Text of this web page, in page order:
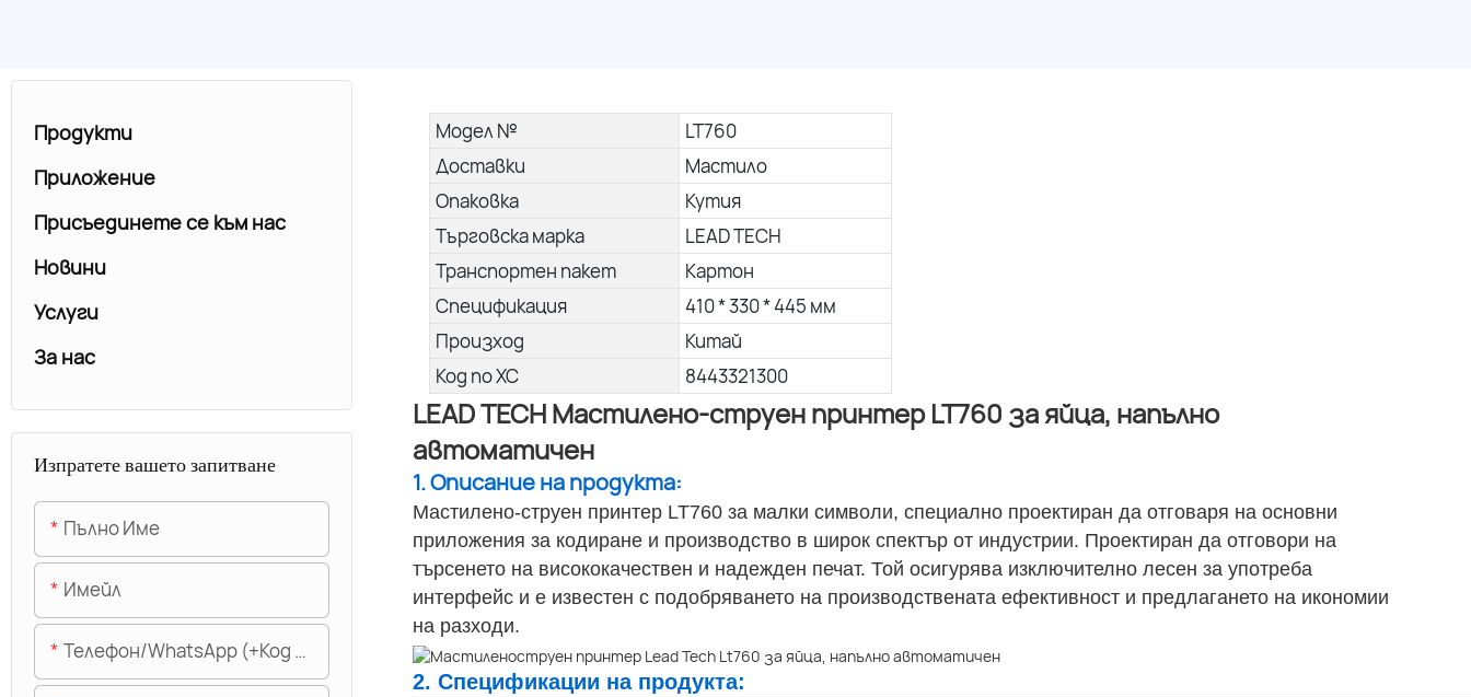
Модел №
LT760
Доставки
Мастило
Опаковка
Кутия
Търговска марка
LEAD TECH
Транспортен пакет
Картон
Спецификация
410 * 330 * 445 мм
Произход
Китай
Код по ХС
8443321300
LEAD TECH Мастилено-струен принтер LT760 за яйца, напълно
автоматичен
1. Описание на продукта:
Мастилено-струен принтер LT760 за малки символи, специално проектиран да отговаря на основни
приложения за кодиране и производство в широк спектър от индустрии. Проектиран да отговори на
търсенето на висококачествен и надежден печат. Той осигурява изключително лесен за употреба
интерфейс и е известен с подобряването на производствената ефективност и предлагането на икономии
на разходи.
2. Спецификации на продукта:
Продукти
Приложение
Присъединете се към нас
Новини
Услуги
За нас
Изпратете вашето запитване
Пълно Име
Имейл
Телефон/WhatsApp (+Код На Областта)